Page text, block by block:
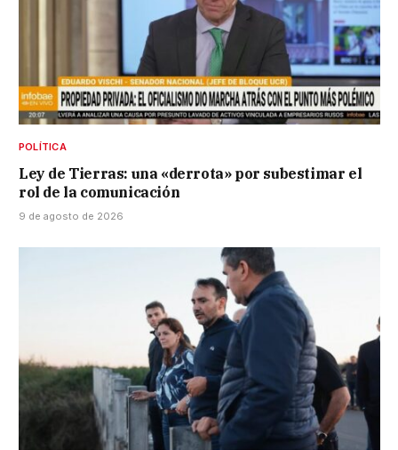
POLÍTICA
Ley de Tierras: una «derrota» por subestimar el
rol de la comunicación
9 de agosto de 2026